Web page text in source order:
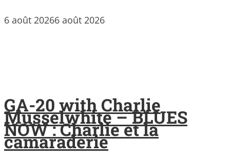
6 août 20266 août 2026
GA-20 with Charlie
Musselwhite – BLUES
NOW : Charlie et la
camaraderie